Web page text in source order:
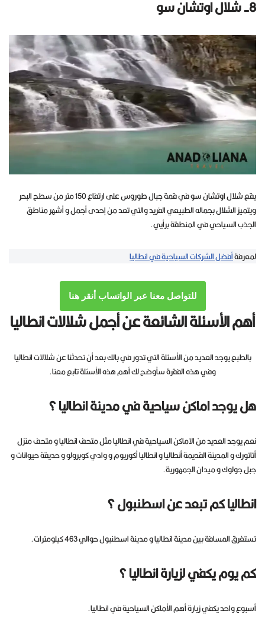
8- شلال اوتشان سو
يقع شلال اوتشان سو في قمة جبال طوروس على ارتفاع 150 متر من سطح البحر
ويتميز الشلال بجماله الطبيعي الفريد والتي تعد من إحدى أجمل و أشهر مناطق
الجذب السياحي في المنطقة برأيي.
لمعرفةأفضل الشركات السياحية في انطاليا
للتواصل معنا عبر الواتساب أنقر هنا
أهم الأسئلة الشائعة عن أجمل شلالات انطاليا
بالطبع يوجد العديد من الأسئلة التي تدور في بالك بعد أن تحدثنا عن شلالات انطاليا
وفي هذه الفقرة سأوضح لك أهم هذه الأسئلة تابع معنا.
هل يوجد اماكن سياحية في مدينة انطاليا ؟
نعم يوجد العديد من الاماكن السياحية في انطاليا مثل متحف انطاليا و متحف منزل
أتاتورك و المدينة القديمة أنطاليا و انطاليا أكوريوم و وادي كوبرولو و حديقة حيوانات و
جبل جولوك و ميدان الجمهورية.
انطاليا كم تبعد عن اسطنبول ؟
تستغرق المسافة بين مدينة انطاليا و مدينة اسطنبول حوالي 463 كيلومترات.
كم يوم يكفي لزيارة انطاليا ؟
أسبوع واحد يكفي زيارة أهم الأماكن السياحية في انطاليا.